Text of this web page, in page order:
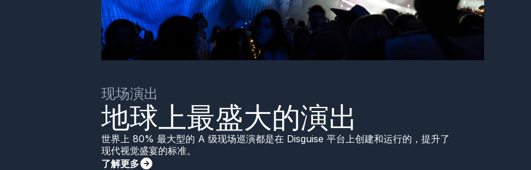
现场演出
地球上最盛大的演出
世界上 80% 最大型的 A 级现场巡演都是在 Disguise 平台上创建和运行的，提升了
现代视觉盛宴的标准。
了解更多